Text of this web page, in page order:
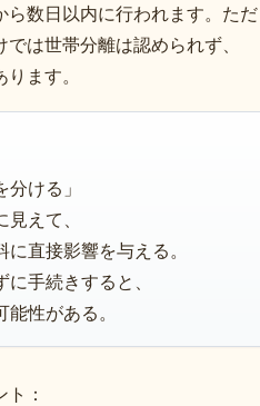
ら数日以内に行われます。た
は世帯分離は認められず、
ます。
ける」
えて、
直接影響を与える。
手続きすると、
性がある。
：